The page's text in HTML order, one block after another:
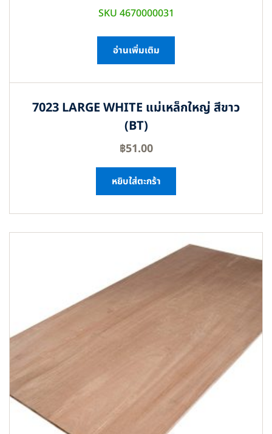
SKU 4670000031
อ่านเพิ่มเติม
7023 LARGE WHITE แม่เหล็กใหญ่ สีขาว
(BT)
฿51.00
หยิบใส่ตะกร้า